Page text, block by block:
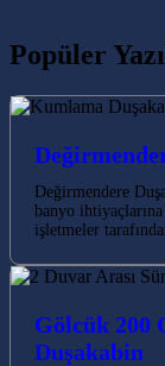
Popüler
Değirmendere
banyo
işletmeler
Gölcük 200
Duşakabin